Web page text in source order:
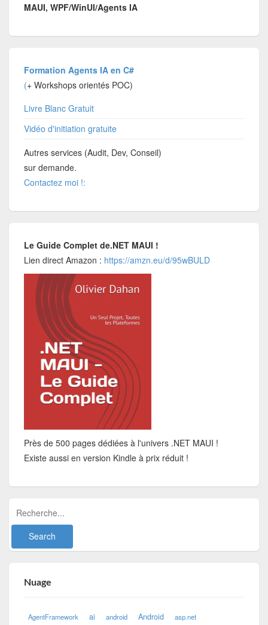
MAUI, WPF/WinUI/Agents IA
Formation Agents IA en C#
(+ Workshops orientés POC)
Livre Blanc Gratuit
Vidéo d'initiation gratuite
Autres services (Audit, Dev, Conseil)
sur demande.
Contactez moi !:
Le Guide Complet de.NET MAUI !
Lien direct Amazon : https://amzn.eu/d/95wBULD
Près de 500 pages dédiées à l'univers .NET MAUI !
Existe aussi en version Kindle à prix réduit !
Nuage
AgentFramework ai android Android asp.net